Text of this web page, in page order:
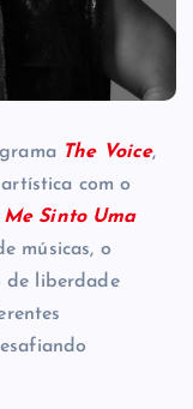
The Voice,
com o
Sinto Uma
músicas, o
de liberdade